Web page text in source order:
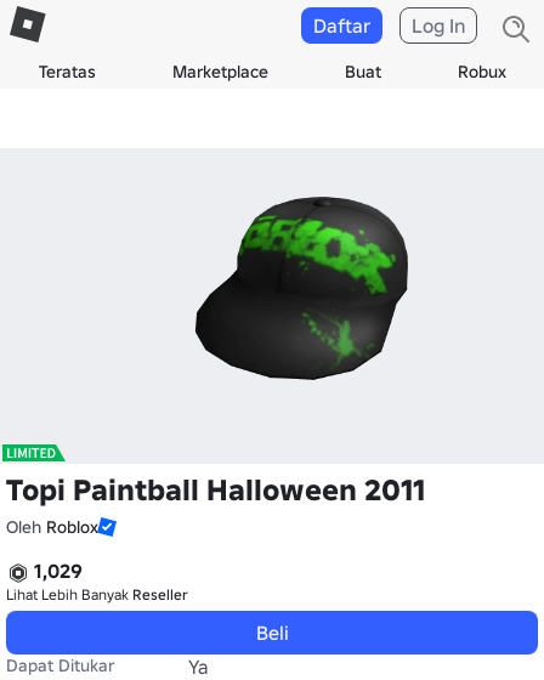
Teratas Marketplace Buat Robux
Daftar Log In
Topi Paintball Halloween 2011
Oleh Roblox
1,029
Lihat Lebih Banyak Reseller
Beli
Dapat Ditukar
Ya